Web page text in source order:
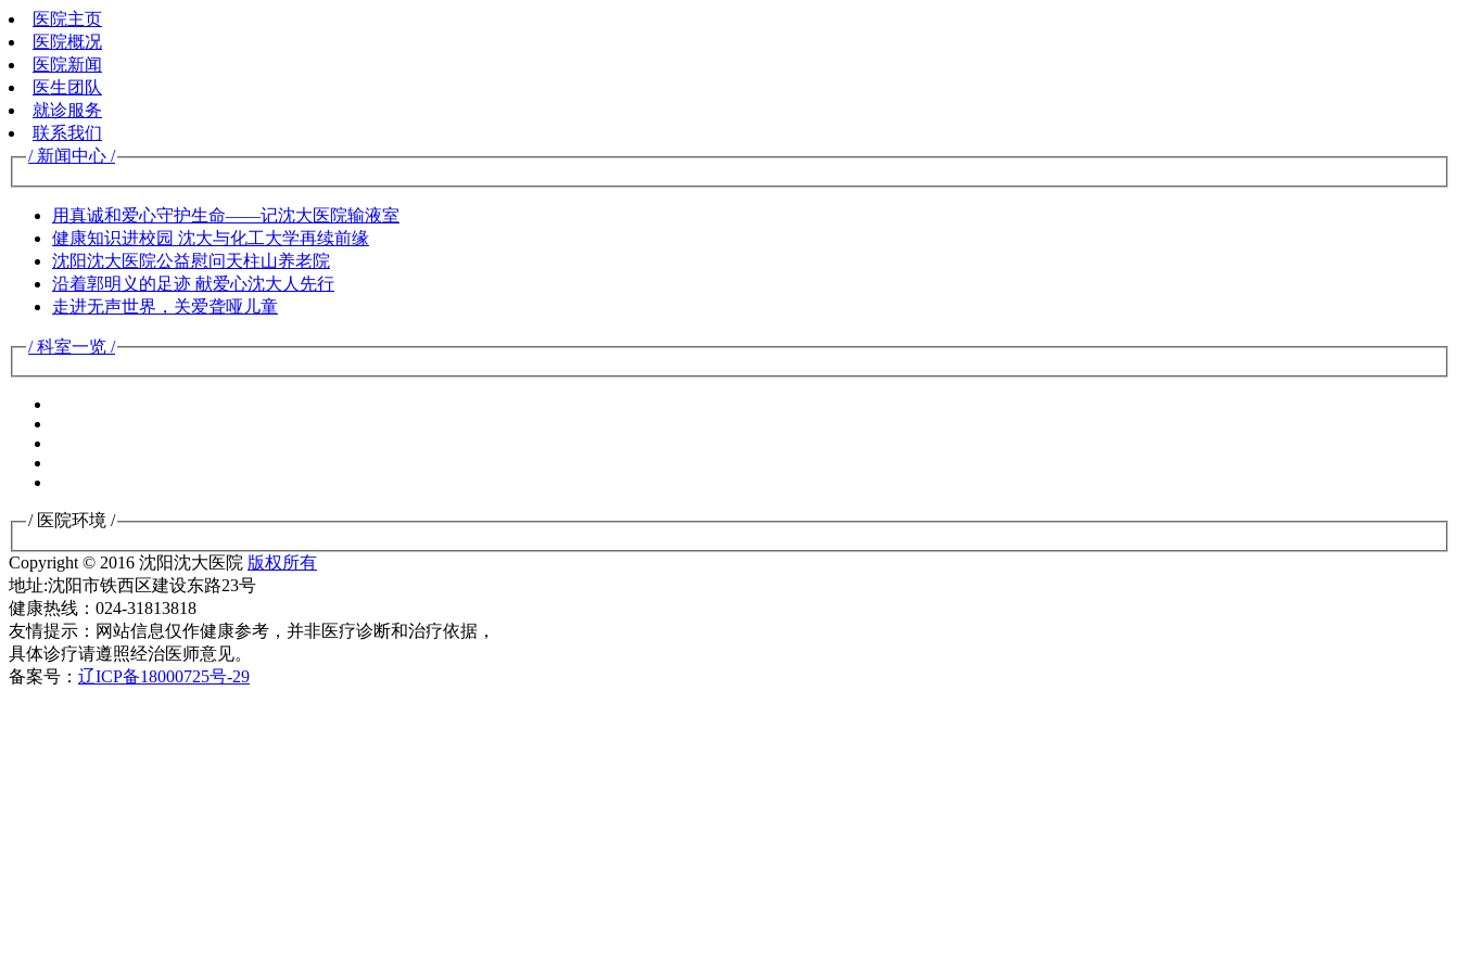
医院主页
医院概况
医院新闻
医生团队
就诊服务
联系我们
/ 新闻中心 /
用真诚和爱心守护生命——记沈大医院输液室
健康知识进校园 沈大与化工大学再续前缘
沈阳沈大医院公益慰问天柱山养老院
沿着郭明义的足迹 献爱心沈大人先行
走进无声世界，关爱聋哑儿童
/ 科室一览 /
/ 医院环境 /
Copyright © 2016 沈阳沈大医院 版权所有
地址:沈阳市铁西区建设东路23号
健康热线：024-31813818
友情提示：网站信息仅作健康参考，并非医疗诊断和治疗依据，
具体诊疗请遵照经治医师意见。
备案号： 辽ICP备18000725号-29